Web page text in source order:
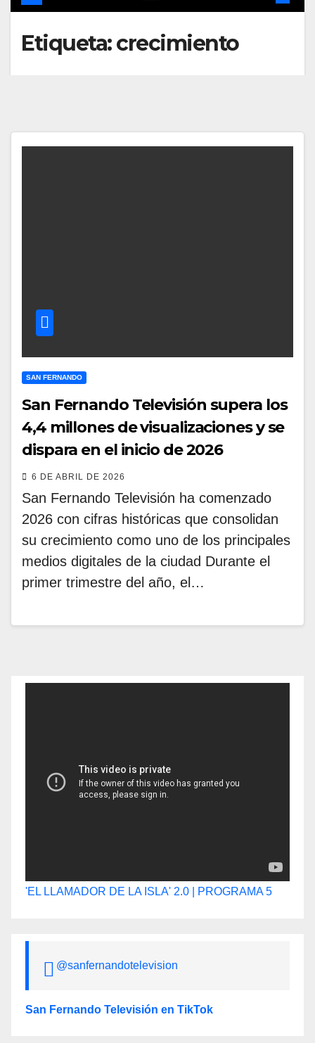
Etiqueta:crecimiento
SAN FERNANDO
San Fernando Televisión supera los
4,4 millones de visualizaciones y se
dispara en el inicio de 2026
6 DE ABRIL DE 2026
San Fernando Televisión ha comenzado
2026 con cifras históricas que consolidan
su crecimiento como uno de los principales
medios digitales de la ciudad Durante el
primer trimestre del año, el…
'EL LLAMADOR DE LA ISLA' 2.0 | PROGRAMA 5
@sanfernandotelevision
San Fernando Televisión en TikTok